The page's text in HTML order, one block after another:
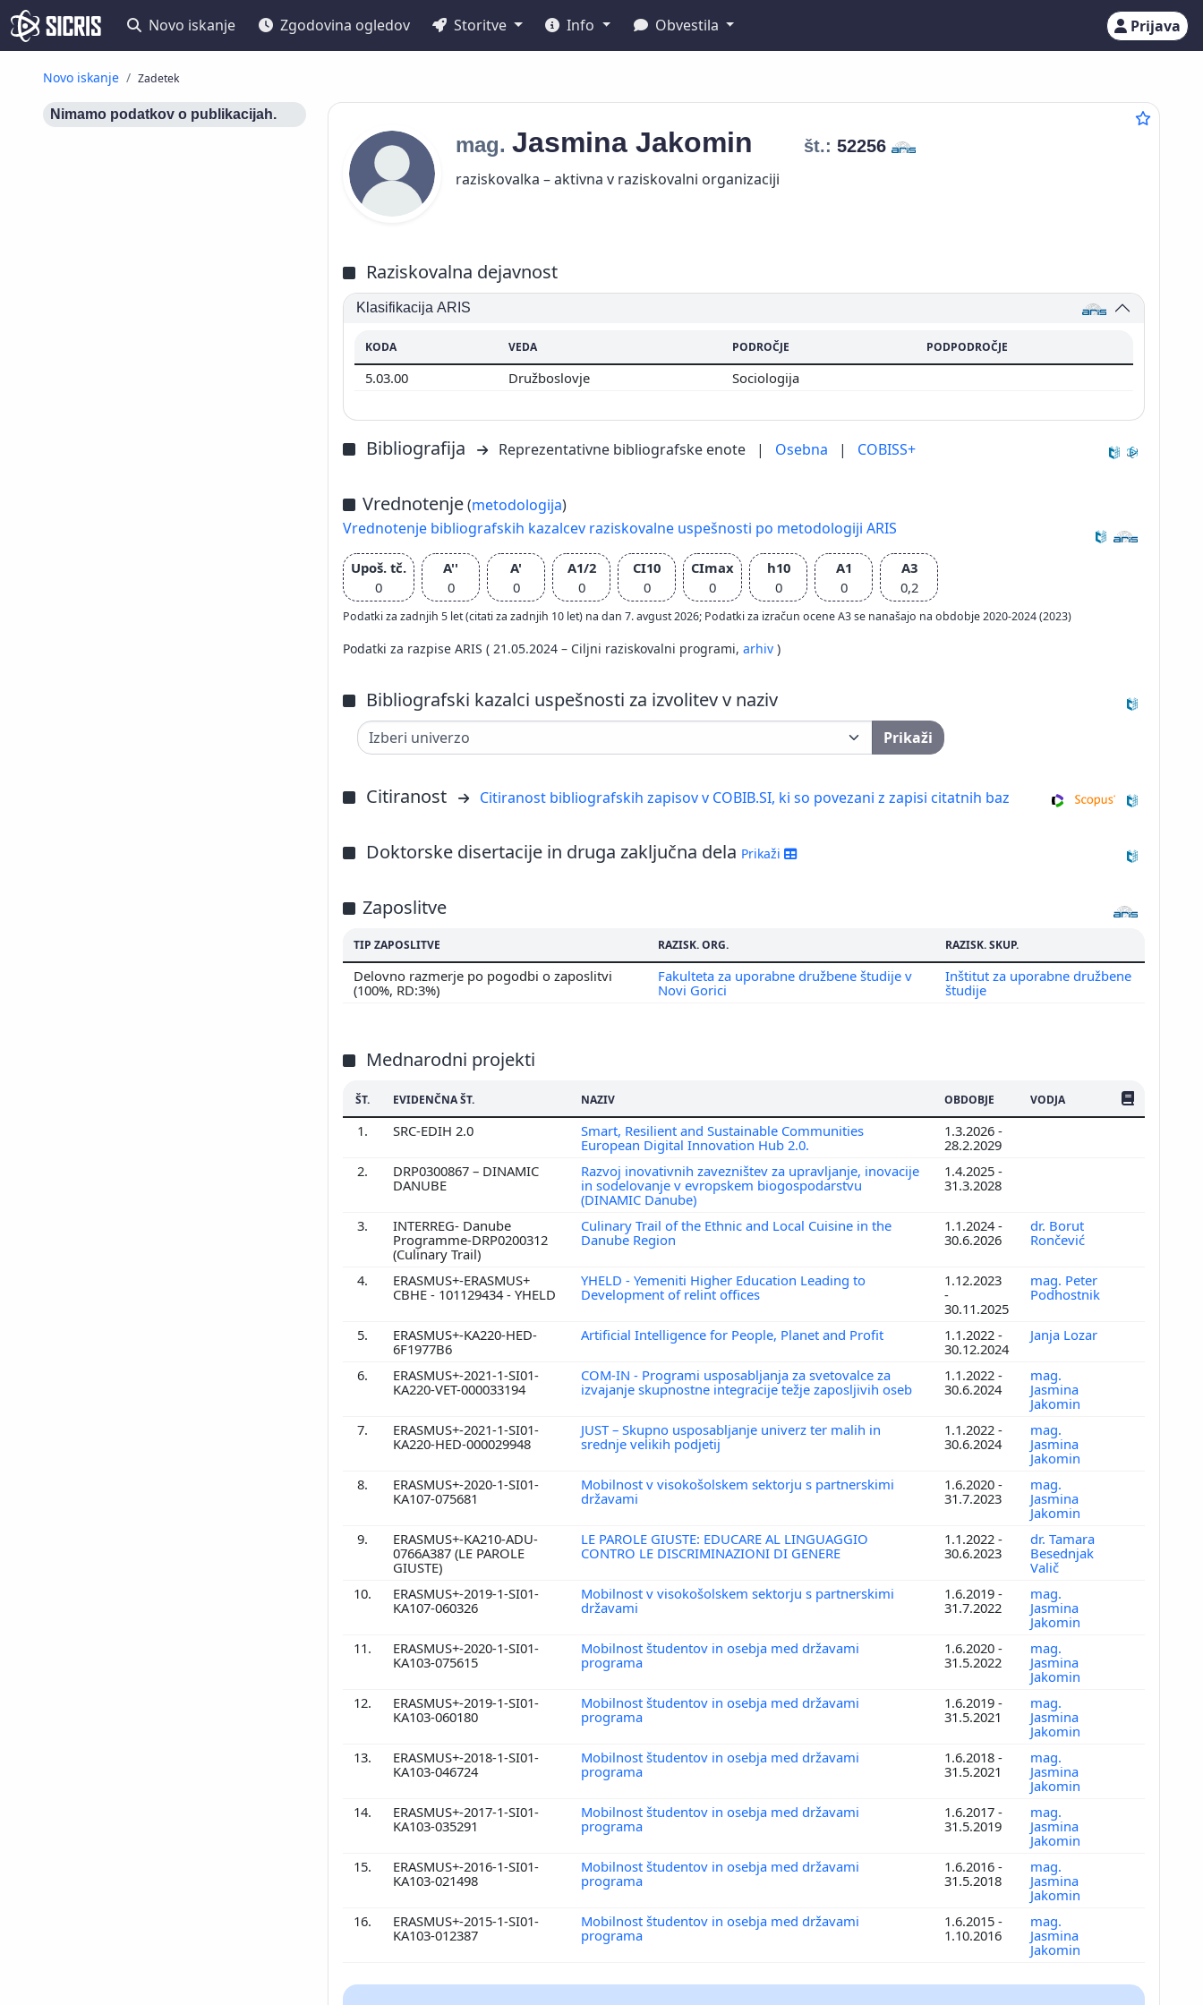
Novo iskanje Zgodovina ogledov Storitve Info Obvestila Prijava
Novo iskanje Zadetek
Nimamo podatkov o publikacijah.
mag. Jasmina Jakomin št.: 52256
raziskovalka – aktivna v raziskovalni organizaciji
Raziskovalna dejavnost
Klasifikacija ARIS
KODA VEDA PODROČJE PODPODROČJE
5.03.00 Družboslovje Sociologija
Bibliografija Reprezentativne bibliografske enote | Osebna | COBISS+
Vrednotenje(metodologija)
Vrednotenje bibliografskih kazalcev raziskovalne uspešnosti po metodologiji ARIS
Upoš. tč.
0
A''
0
A'
0
A1/2
0
CI10
0
CImax
0
h10
0
A1
0
A3
0,2
Podatki za zadnjih 5 let (citati za zadnjih 10 let) na dan 7. avgust 2026; Podatki za izračun ocene A3 se nanašajo na obdobje 2020-2024 (2023)
Podatki za razpise ARIS ( 21.05.2024 – Ciljni raziskovalni programi, arhiv )
Bibliografski kazalci uspešnosti za izvolitev v naziv
Prikaži
Citiranost Citiranost bibliografskih zapisov v COBIB.SI, ki so povezani z zapisi citatnih baz
Doktorske disertacije in druga zaključna dela Prikaži
Zaposlitve
TIP ZAPOSLITVE RAZISK. ORG. RAZISK. SKUP.
Delovno razmerje po pogodbi o zaposlitvi
(100%, RD:3%)
Fakulteta za uporabne družbene študije v
Novi Gorici
Inštitut za uporabne družbene
študije
Mednarodni projekti
ŠT. EVIDENČNA ŠT. NAZIV OBDOBJE VODJA ŠTEV.
1. SRC-EDIH 2.0
Smart, Resilient and Sustainable Communities
European Digital Innovation Hub 2.0.
1.3.2026 -
28.2.2029
2.
DRP0300867 – DINAMIC
DANUBE
Razvoj inovativnih zavezništev za upravljanje, inovacije
in sodelovanje v evropskem biogospodarstvu
(DINAMIC Danube)
1.4.2025 -
31.3.2028
3.
INTERREG- Danube
Programme-DRP0200312
(Culinary Trail)
Culinary Trail of the Ethnic and Local Cuisine in the
Danube Region
1.1.2024 -
30.6.2026
dr. Borut
Rončević
4.
ERASMUS+-ERASMUS+
CBHE - 101129434 - YHELD
YHELD - Yemeniti Higher Education Leading to
Development of relint offices
1.12.2023
-
30.11.2025
mag. Peter
Podhostnik
5.
ERASMUS+-KA220-HED-
6F1977B6
Artificial Intelligence for People, Planet and Profit
1.1.2022 -
30.12.2024
Janja Lozar
6.
ERASMUS+-2021-1-SI01-
KA220-VET-000033194
COM-IN - Programi usposabljanja za svetovalce za
izvajanje skupnostne integracije težje zaposljivih oseb
1.1.2022 -
30.6.2024
mag.
Jasmina
Jakomin
7.
ERASMUS+-2021-1-SI01-
KA220-HED-000029948
JUST – Skupno usposabljanje univerz ter malih in
srednje velikih podjetij
1.1.2022 -
30.6.2024
mag.
Jasmina
Jakomin
8.
ERASMUS+-2020-1-SI01-
KA107-075681
Mobilnost v visokošolskem sektorju s partnerskimi
državami
1.6.2020 -
31.7.2023
mag.
Jasmina
Jakomin
9.
ERASMUS+-KA210-ADU-
0766A387 (LE PAROLE
GIUSTE)
LE PAROLE GIUSTE: EDUCARE AL LINGUAGGIO
CONTRO LE DISCRIMINAZIONI DI GENERE
1.1.2022 -
30.6.2023
dr. Tamara
Besednjak
Valič
10.
ERASMUS+-2019-1-SI01-
KA107-060326
Mobilnost v visokošolskem sektorju s partnerskimi
državami
1.6.2019 -
31.7.2022
mag.
Jasmina
Jakomin
11.
ERASMUS+-2020-1-SI01-
KA103-075615
Mobilnost študentov in osebja med državami
programa
1.6.2020 -
31.5.2022
mag.
Jasmina
Jakomin
12.
ERASMUS+-2019-1-SI01-
KA103-060180
Mobilnost študentov in osebja med državami
programa
1.6.2019 -
31.5.2021
mag.
Jasmina
Jakomin
13.
ERASMUS+-2018-1-SI01-
KA103-046724
Mobilnost študentov in osebja med državami
programa
1.6.2018 -
31.5.2021
mag.
Jasmina
Jakomin
14.
ERASMUS+-2017-1-SI01-
KA103-035291
Mobilnost študentov in osebja med državami
programa
1.6.2017 -
31.5.2019
mag.
Jasmina
Jakomin
15.
ERASMUS+-2016-1-SI01-
KA103-021498
Mobilnost študentov in osebja med državami
programa
1.6.2016 -
31.5.2018
mag.
Jasmina
Jakomin
16.
ERASMUS+-2015-1-SI01-
KA103-012387
Mobilnost študentov in osebja med državami
programa
1.6.2015 -
1.10.2016
mag.
Jasmina
Jakomin